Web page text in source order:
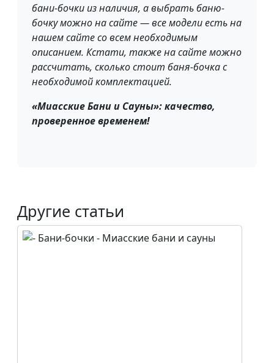
бани-бочки из наличия, а выбрать баню-
бочку можно на сайте — все модели есть на
нашем сайте со всем необходимым
описанием. Кстати, также на сайте можно
рассчитать, сколько стоит баня-бочка с
необходимой комплектацией.
«Миасские Бани и Сауны»: качество,
проверенное временем!
Другие статьи